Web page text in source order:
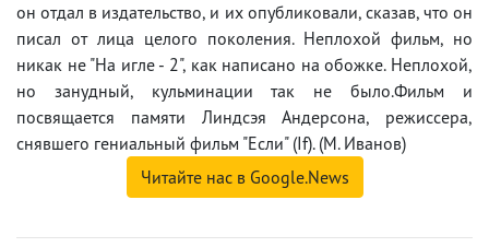
он отдал в издательство, и их опубликовали, сказав, что он
писал от лица целого поколения. Неплохой фильм, но
никак не "На игле - 2", как написано на обожке. Неплохой,
но занудный, кульминации так не было.Фильм и
посвящается памяти Линдсэя Андерсона, режиссера,
снявшего гениальный фильм "Если" (If). (М. Иванов)
Читайте нас в Google.News